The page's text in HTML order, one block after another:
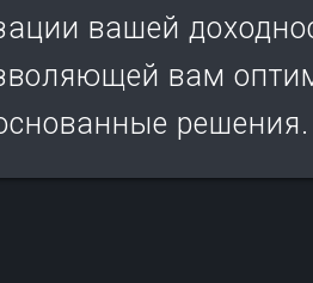
вашей
вам
решения.